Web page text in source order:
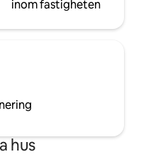
inom fastigheten
hus